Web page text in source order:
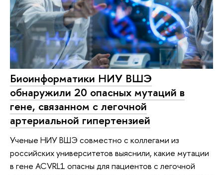
Биоинформатики НИУ ВШЭ
обнаружили 20 опасных мутаций в
гене, связанном с легочной
артериальной гипертензией
Ученые НИУ ВШЭ совместно с коллегами из
российских университетов выяснили, какие мутации
в гене ACVRL1 опасны для пациентов с легочной